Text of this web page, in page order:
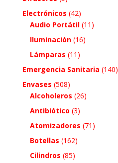
Electrónicos (42)
Audio Portátil (11)
Iluminación (16)
Lámparas (11)
Emergencia Sanitaria (140)
Envases (508)
Alcoholeros (26)
Antibiótico (3)
Atomizadores (71)
Botellas (162)
Cilindros (85)